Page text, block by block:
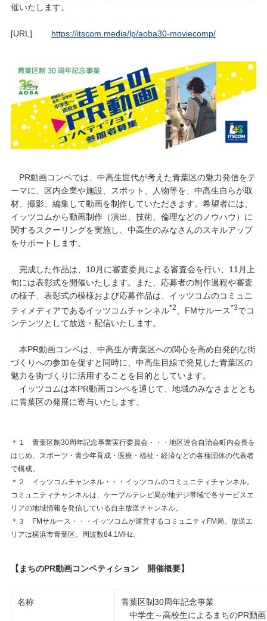
催いたします。
[URL] https://itscom.media/lp/aoba30-moviecomp/
PR動画コンペでは、中高生世代が考えた青葉区の魅力発信をテ
ーマに、区内企業や施設、スポット、人物等を、中高生自らが取
材、撮影、編集して動画を制作していただきます。希望者には、
イッツコムから動画制作（演出、技術、倫理などのノウハウ）に
関するスクーリングを実施し、中高生のみなさんのスキルアップ
をサポートします。
完成した作品は、10月に審査委員による審査会を行い、11月上
旬には表彰式を開催いたします。また、応募者の制作過程や審査
の様子、表彰式の模様および応募作品は、イッツコムのコミュニ
ティメディアであるイッツコムチャンネル*2 、FMサルース*3でコ
ンテンツとして放送・配信いたします。
本PR動画コンペは、中高生が青葉区への関心を高め自発的な街
づくりへの参加を促すと同時に、中高生目線で発見した青葉区の
魅力を街づくりに活用することを目的としています。
イッツコムは本PR動画コンペを通じて、地域のみなさまととも
に青葉区の発展に寄与いたします。
＊１ 青葉区制30周年記念事業実行委員会・・・地区連合自治会町内会長を
はじめ、スポーツ・青少年育成・医療・福祉・経済などの各種団体の代表者
で構成。
＊２ イッツコムチャンネル・・・イッツコムのコミュニティチャンネル。
コミュニティチャンネルは、ケーブルテレビ局が地デジ帯域で各サービスエ
リアの地域情報を発信している自主放送チャンネル。
＊３ FMサルース・・・イッツコムが運営するコミュニティFM局。放送エ
リアは横浜市青葉区。周波数84.1MHz。
【まちのPR動画コンペティション 開催概要】
名称
青葉区制30周年記念事業
中学生～高校生によるまちのPR動